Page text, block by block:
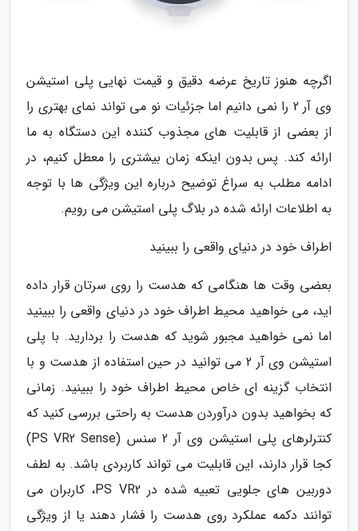
اگرچه هنوز تاریخ عرضه دقیق و قیمت نهایی پلی استیشن
وی آر 2 را نمی دانیم اما جزئیات نو می تواند نمای بهتری را
از بعضی از قابلیت های مجذوب کننده این دستگاه به ما
ارائه کند. پس بدون اینکه زمان بیشتری را معطل کنیم، در
ادامه مطلب به سراغ توضیح درباره این ویژگی ها با توجه
به اطلاعات ارائه شده در بلاگ پلی استیشن می رویم.
اطراف خود در دنیای واقعی را ببینید
بعضی وقت ها هنگامی که هدست را روی سرتان قرار داده
اید، می خواهید محیط اطراف خود در دنیای واقعی را ببینید
اما نمی خواهید مجبور شوید که هدست را بردارید. با پلی
استیشن وی آر 2 می توانید در حین استفاده از هدست و با
انتخاب گزینه ای خاص محیط اطراف خود را ببینید. زمانی
که بخواهید بدون درآوردن هدست به راحتی بررسی کنید که
کنترلرهای پلی استیشن وی آر 2 سنس (PS VR2 Sense)
کجا قرار دارند، این قابلیت می تواند کاربردی باشد. به لطف
دوربین های جلویی تعبیه شده در PS VR2، کاربران می
توانند دکمه عملکرد روی هدست را فشار دهند یا از ویژگی